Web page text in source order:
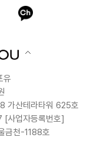
유
가산테라타워 625호
[사업자등록번호]
금천-1188호